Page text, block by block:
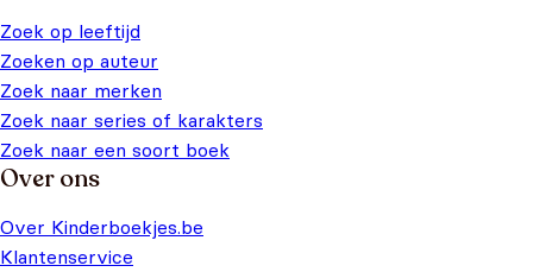
Zoek op leeftijd
Zoeken op auteur
Zoek naar merken
Zoek naar series of karakters
Zoek naar een soort boek
Over ons
Over Kinderboekjes.be
Klantenservice